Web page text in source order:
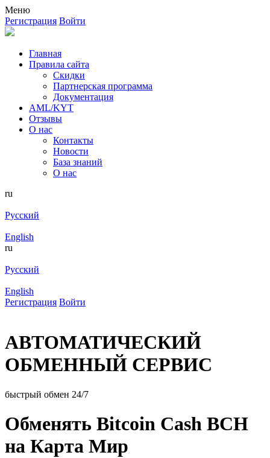
Меню
Регистрация Войти
Главная
Правила сайта
Скидки
Партнерская программа
Документация
AML/KYT
Отзывы
О нас
Контакты
Новости
База знаний
О нас
ru
Русский
English
ru
Русский
English
Регистрация Войти
АВТОМАТИЧЕСКИЙ
ОБМЕННЫЙ СЕРВИС
быстрый обмен 24/7
Обменять Bitcoin Cash BCH
на Карта Мир